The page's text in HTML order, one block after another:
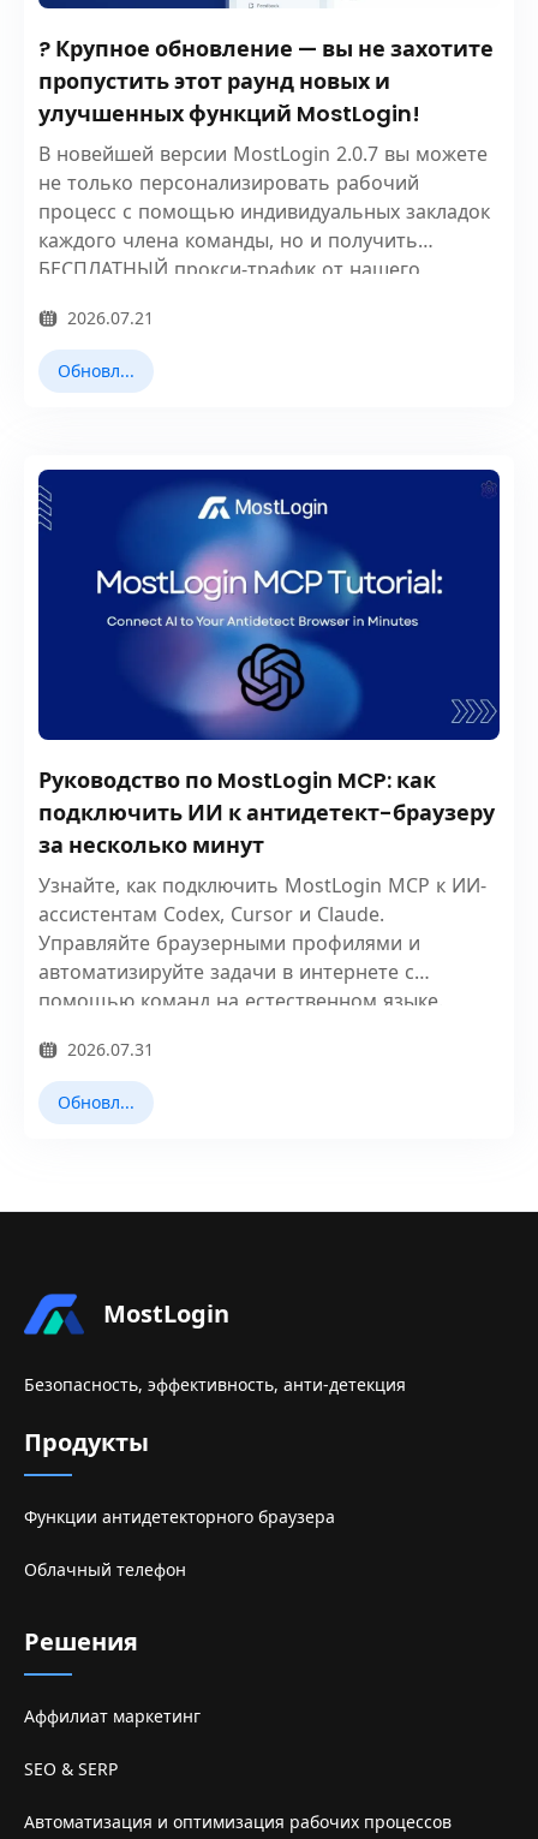
? Крупное обновление — вы не захотите
пропустить этот раунд новых и
улучшенных функций MostLogin!
В новейшей версии MostLogin 2.0.7 вы можете
не только персонализировать рабочий
процесс с помощью индивидуальных закладок
каждого члена команды, но и получить
БЕСПЛАТНЫЙ прокси-трафик от нашего
2026.07.21
Обновления продукта
Руководство по MostLogin MCP: как
подключить ИИ к антидетект-браузеру
за несколько минут
Узнайте, как подключить MostLogin MCP к ИИ-
ассистентам Codex, Cursor и Claude.
Управляйте браузерными профилями и
автоматизируйте задачи в интернете с
помощью команд на естественном языке.
2026.07.31
Обновления продукта
MostLogin
Безопасность, эффективность, анти-детекция
Продукты
Функции антидетекторного браузера
Облачный телефон
Решения
Аффилиат маркетинг
SEO & SERP
Автоматизация и оптимизация рабочих процессов